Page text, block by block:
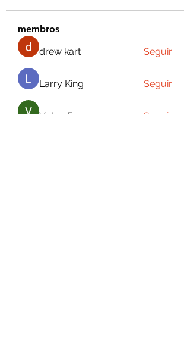
membros
drew kart
Seguir
Larry King Seguir
Volpa Faro Seguir